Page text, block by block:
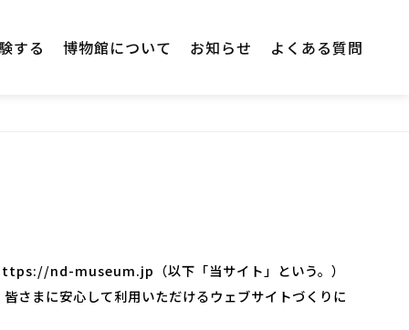
する 博物館について お知らせ よくある質問
nd-museum.jp（以下「当サイト」という。）
さまに安心して利用いただけるウェブサイトづくりに